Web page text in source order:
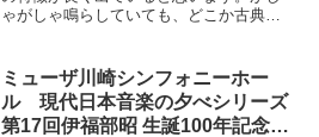
ゃがしゃ鳴らしていても、どこか古典的
れませんが。「踊り」も見事です。弦の
刻みが特徴的な、反復する...
ミューザ川崎シンフォニーホー
ル 現代日本音楽の夕べシリーズ
第17回伊福部昭 生誕100年記念コ